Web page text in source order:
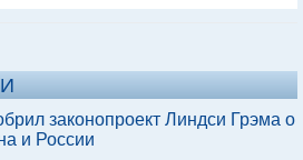
законопроект Линдси Грэма о
и России